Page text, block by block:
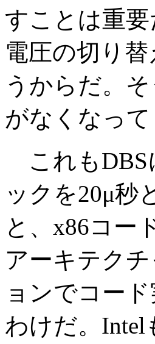
すことは重
電圧の切り
うからだ。
がなくなって
これもDBS
ックを20μ秒
と、x86コー
アーキテク
ョンでコー
わけだ。